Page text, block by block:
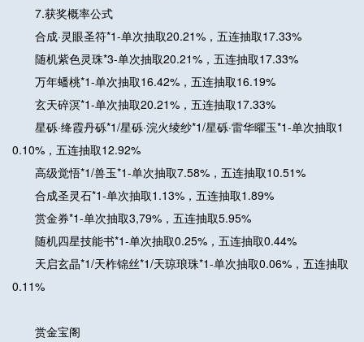
7.获奖概率公式
合成·灵眼圣符*1-单次抽取20.21%，五连抽取17.33%
随机紫色灵珠*3-单次抽取20.21%，五连抽取17.33%
万年蟠桃*1-单次抽取16.42%，五连抽取16.19%
玄天碎溟*1-单次抽取20.21%，五连抽取17.33%
星砾·绛霞丹砾*1/星砾·浣火绫纱*1/星砾·雷华曜玉*1-单次抽取1
0.10%，五连抽取12.92%
高级觉悟*1/兽玉*1-单次抽取7.58%，五连抽取10.51%
合成圣灵石*1-单次抽取1.13%，五连抽取1.89%
赏金券*1-单次抽取3,79%，五连抽取5.95%
随机四星技能书*1-单次抽取0.25%，五连抽取0.44%
天启玄晶*1/天柞锦丝*1/天琼琅珠*1-单次抽取0.06%，五连抽取
0.11%
赏金宝阁